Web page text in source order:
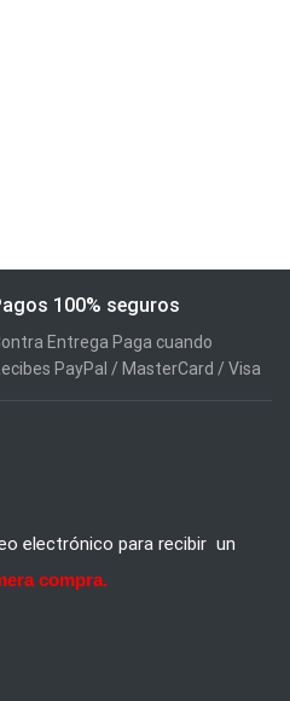
100% seguros
Entrega Paga cuando
PayPal / MasterCard / Visa
electrónico para recibir un
compra.